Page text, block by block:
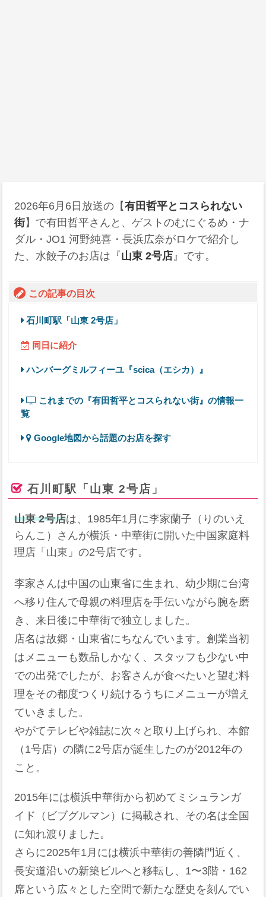
2026年6月6日 放送の【有田哲平とコスられない
街】で有田哲平さんと、ゲストのむにぐるめ・ナ
ダル・JO1 河野純喜・長浜広奈がロケで紹介し
た、水餃子のお店は『山東 2号店』です。
この記事の目次
石川町駅「山東 2号店」
同日に紹介
ハンバーグミルフィーユ『scica（エシカ）』
これまでの『有田哲平とコスられない街』の情報一
覧
Google地図から話題のお店を探す
石川町駅「山東 2号店」
山東 2号店は、1985年1月に李家蘭子（りのいえ
らんこ）さんが横浜・中華街に開いた中国家庭料
理店「山東」の2号店です。
李家さんは中国の山東省に生まれ、幼少期に台湾
へ移り住んで母親の料理店を手伝いながら腕を磨
き、来日後に中華街で独立しました。
店名は故郷・山東省にちなんでいます。創業当初
はメニューも数品しかなく、スタッフも少ない中
での出発でしたが、お客さんが食べたいと望む料
理をその都度つくり続けるうちにメニューが増え
ていきました。
やがてテレビや雑誌に次々と取り上げられ、本館
（1号店）の隣に2号店が誕生したのが2012年の
こと。
2015年には横浜中華街から初めてミシュランガ
イド（ビブグルマン）に掲載され、その名は全国
に知れ渡りました。
さらに2025年1月には横浜中華街の善隣門近く、
長安道沿いの新築ビルへと移転し、1〜3階・162
席という広々とした空間で新たな歴史を刻んでい